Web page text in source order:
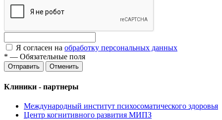
Я согласен на обработку персональных данных
* — Обязательные поля
Отменить
Клиники - партнеры
Международный институт психосоматического здоровья
Центр когнитивного развития МИПЗ